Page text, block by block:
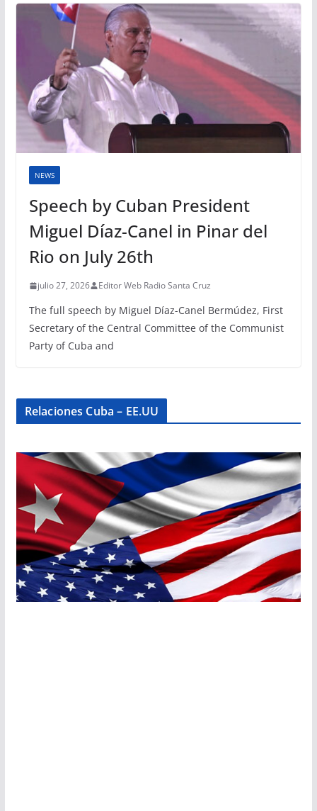
NEWS
Speech by Cuban President
Miguel Díaz-Canel in Pinar del
Rio on July 26th
julio 27, 2026 Editor Web Radio Santa Cruz
The full speech by Miguel Díaz-Canel Bermúdez, First
Secretary of the Central Committee of the Communist
Party of Cuba and
Relaciones Cuba – EE.UU